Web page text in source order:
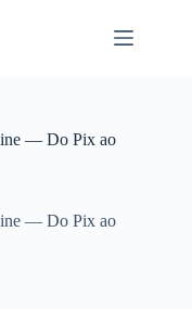
— Do Pix ao
— Do Pix ao